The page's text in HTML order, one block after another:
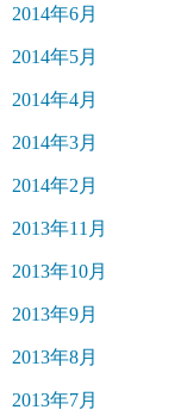
2014年6月
2014年5月
2014年4月
2014年3月
2014年2月
2013年11月
2013年10月
2013年9月
2013年8月
2013年7月